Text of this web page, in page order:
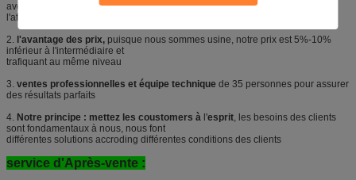
avons une expérience riche dedans
l'affichage mené extérieur et d'intérieur, qualité est garanti
2. l'avantage des prix, puisque nous sommes usine, notre prix est 5%-10%
inférieur à l'intermédiaire et
trafiquant au même niveau
3. ventes professionnelles et équipe technique de 35 personnes pour assurer
des résultats parfaits
4. Notre principe : mettez les coustomers à l'esprit, les besoins des clients
sont fondamentaux à nous, nous font
différentes solutions accroding différentes conditions des clients
service d'Après-vente :